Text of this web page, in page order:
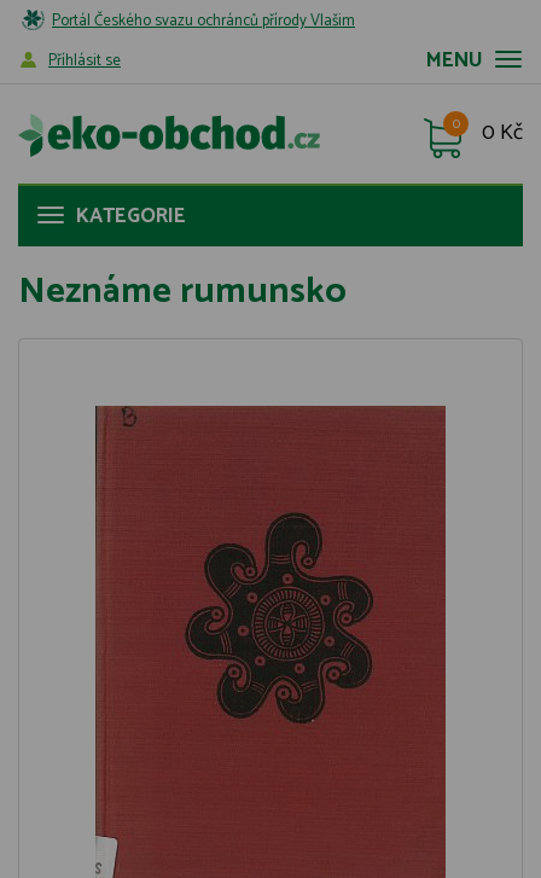
Portál Českého svazu ochránců přírody Vlašim
MENU
Příhlásit se
0 Kč
0
KATEGORIE
Neznáme rumunsko